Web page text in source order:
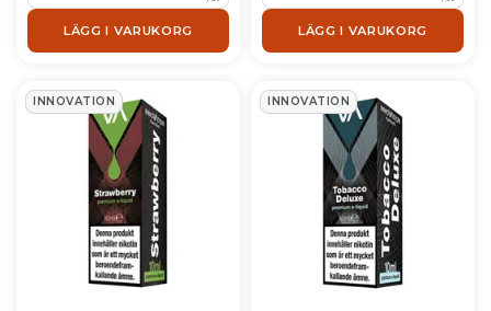
LÄGG I VARUKORG LÄGG I VARUKORG
INNOVATION INNOVATION